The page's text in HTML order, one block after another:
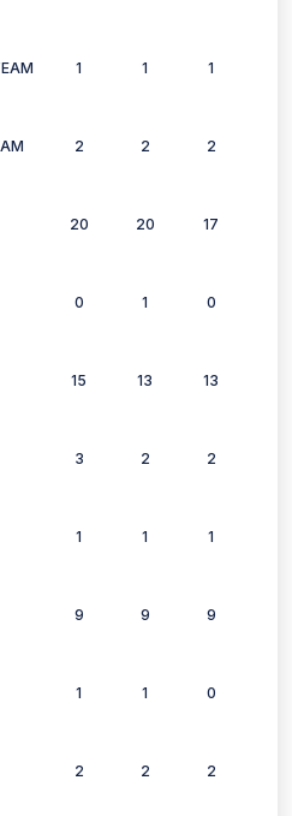
1 1 1
2 2 2
20 20 17
0 1 0
15 13 13
3 2 2
1 1 1
9 9 9
1 1 0
2 2 2